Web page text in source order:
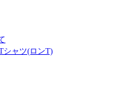
シャツ(ロンT)